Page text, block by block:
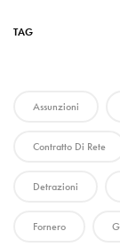
TAG
Assunzioni
Contratto Di Rete
Detrazioni
Fornero